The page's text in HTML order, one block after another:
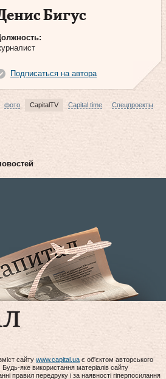
Бигус
Подписаться на автора
фото CapitalTV Capital time
Спецпроекты
сайту www.capital.ua є об'єктом авторського
яке використання матеріалів сайту
правил передруку і за наявності гіперпосилання